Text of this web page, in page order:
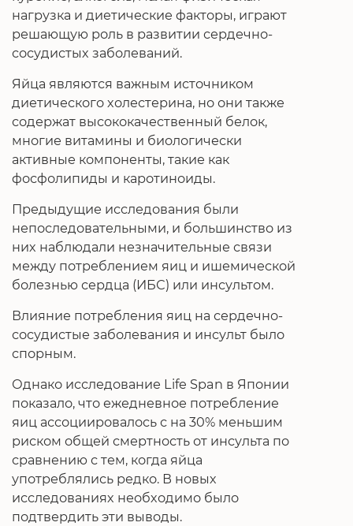
нагрузка и диетические факторы, играют
решающую роль в развитии сердечно-
сосудистых заболеваний.
Яйца являются важным источником
диетического холестерина, но они также
содержат высококачественный белок,
многие витамины и биологически
активные компоненты, такие как
фосфолипиды и каротиноиды.
Предыдущие исследования были
непоследовательными, и большинство из
них наблюдали незначительные связи
между потреблением яиц и ишемической
болезнью сердца (ИБС) или инсультом.
Влияние потребления яиц на сердечно-
сосудистые заболевания и инсульт было
спорным.
Однако исследование Life Span в Японии
показало, что ежедневное потребление
яиц ассоциировалось с на 30% меньшим
риском общей смертность от инсульта по
сравнению с тем, когда яйца
употреблялись редко. В новых
исследованиях необходимо было
подтвердить эти выводы.